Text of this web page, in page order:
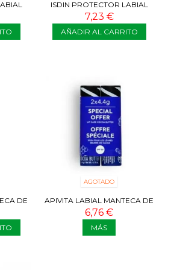
ISDIN PROTECTOR LABIAL
SPF50+ 4G
7,23 €
AÑADIR AL CARRITO
DE
AGOTADO
APIVITA LABIAL MANTECA DE
CACAO DUPLO OFERTA
ESPECIAL
6,76 €
MÁS